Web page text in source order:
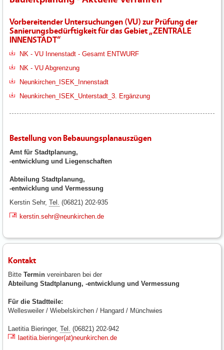
Vorbereitender Untersuchungen (VU) zur Prüfung der
Sanierungsbedürftigkeit für das Gebiet „ZENTRALE
INNENSTADT“
NK - VU Innenstadt - Gesamt ENTWURF
NK - VU Abgrenzung
Neunkirchen_ISEK_Innenstadt
Neunkirchen_ISEK_Unterstadt_3. Ergänzung
Bestellung von Bebauungsplanauszügen
Amt für Stadtplanung,
-entwicklung und Liegenschaften
Abteilung Stadtplanung,
-entwicklung und Vermessung
Kerstin Sehr, Tel. (06821) 202-935
kerstin.sehr@neunkirchen.de
Kontakt
Bitte Termin vereinbaren bei der
Abteilung Stadtplanung, -entwicklung und Vermessung
Für die Stadtteile:
Wellesweiler / Wiebelskirchen / Hangard / Münchwies
Laetitia Bieringer, Tel. (06821) 202-942
laetitia.bieringer(at)neunkirchen.de